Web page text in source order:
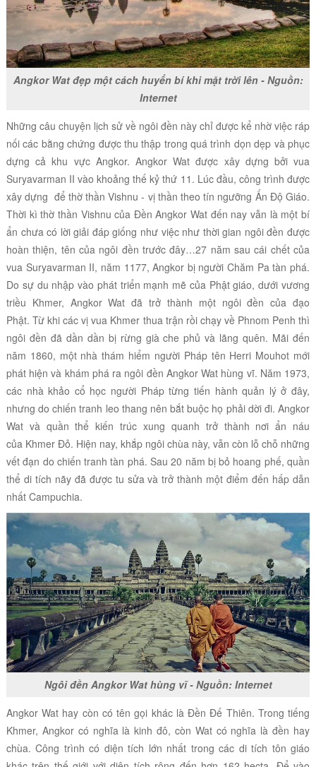
Angkor Wat đẹp một cách huyển bí khi mặt trời lên - Nguồn:
Internet
Những câu chuyện lịch sử về ngôi đền này chỉ được kể nhờ việc ráp
nối các bằng chứng được thu thập trong quá trình dọn dẹp và phục
dựng cả khu vực Angkor. Angkor Wat được xây dựng bởi vua
Suryavarman II vào khoảng thế kỷ thứ 11. Lúc đầu, công trình được
xây dựng để thờ thần Vishnu - vị thần theo tín ngưỡng Ấn Độ Giáo.
Thời kì thờ thần Vishnu của Đền Angkor Wat đến nay vẫn là một bí
ẩn chưa có lời giải đáp giống như việc như thời gian ngôi đền được
hoàn thiện, tên của ngôi đền trước đây…27 năm sau cái chết của
vua Suryavarman II, năm 1177, Angkor bị người Chăm Pa tàn phá.
Do sự du nhập vào phát triển mạnh mẽ của Phật giáo, dưới vương
triều Khmer, Angkor Wat đã trở thành một ngôi đền của đạo
Phật. Từ khi các vị vua Khmer thua trận rồi chạy về Phnom Penh thì
ngôi đền đã dần dần bị rừng già che phủ và lãng quên. Mãi đến
năm 1860, một nhà thám hiểm người Pháp tên Herri Mouhot mới
phát hiện và khám phá ra ngôi đền Angkor Wat hùng vĩ. Năm 1973,
các nhà khảo cổ học người Pháp từng tiến hành quản lý ở đây,
nhưng do chiến tranh leo thang nên bắt buộc họ phải dời đi. Angkor
Wat và quần thể kiến trúc xung quanh trở thành nơi ẩn náu
của Khmer Đỏ. Hiện nay, khắp ngôi chùa này, vẫn còn lỗ chỗ những
vết đạn do chiến tranh tàn phá. Sau 20 năm bị bỏ hoang phế, quần
thể di tích nãy đã được tu sửa và trở thành một điểm đến hấp dẫn
nhất Campuchia.
Ngôi đền Angkor Wat hùng vĩ - Nguồn: Internet
Angkor Wat hay còn có tên gọi khác làĐền Đế Thiên. Trong tiếng
Khmer, Angkor có nghĩa là kinh đô, còn Wat có nghĩa là đền hay
chùa. Công trình có diện tích lớn nhất trong các di tích tôn giáo